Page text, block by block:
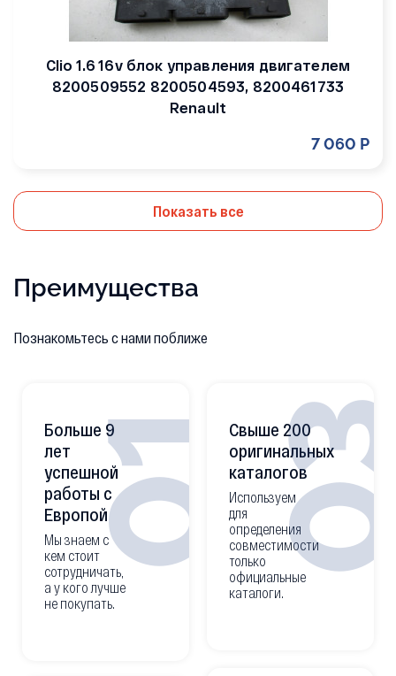
Clio 1.6 16v блок управления двигателем
8200509552 8200504593, 8200461733
Renault
7 060 Р
Показать все
Преимущества
Познакомьтесь с нами поближе
01
Больше 9
лет
успешной
работы с
Европой
Мы знаем с
кем стоит
сотрудничать,
а у кого лучше
не покупать.
Свыше 200
оригинальных
каталогов
Используем
для
определения
совместимости
только
официальные
каталоги.